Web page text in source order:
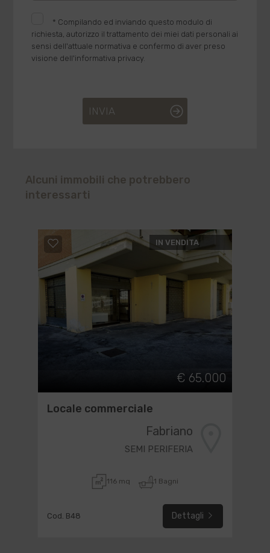
* Compilando ed inviando questo modulo di
richiesta, autorizzo il trattamento dei miei dati personali ai
sensi dell'attuale normativa e confermo di aver preso
visione dell'informativa privacy.
INVIA
Alcuni immobili che potrebbero
interessarti
IN VENDITA
€ 65.000
Locale commerciale
Fabriano
SEMI PERIFERIA
116 mq 1 Bagni
Cod. B48 Dettagli